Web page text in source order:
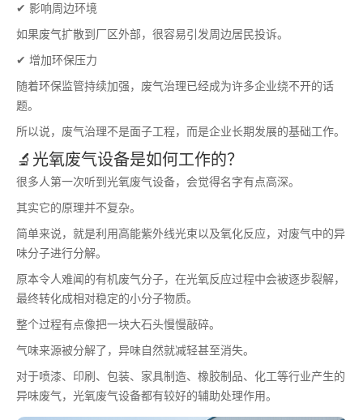
✔ 影响周边环境
如果废气扩散到厂区外部，很容易引发周边居民投诉。
✔ 增加环保压力
随着环保监管持续加强，废气治理已经成为许多企业绕不开的话
题。
所以说，废气治理不是面子工程，而是企业长期发展的基础工作。
🔬光氧废气设备是如何工作的？
很多人第一次听到光氧废气设备，会觉得名字有点高深。
其实它的原理并不复杂。
简单来说，就是利用高能紫外线光束以及氧化反应，对废气中的异
味分子进行分解。
原本令人难闻的有机废气分子，在光氧反应过程中会被逐步裂解，
最终转化成相对稳定的小分子物质。
整个过程有点像把一块大石头慢慢敲碎。
气味来源被分解了，异味自然就减轻甚至消失。
对于喷漆、印刷、包装、家具制造、橡胶制品、化工等行业产生的
异味废气，光氧废气设备都有较好的辅助处理作用。